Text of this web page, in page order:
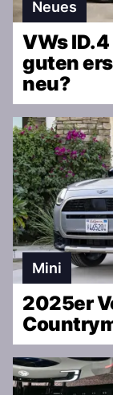
Neues
VWs
guten
neu?
Mini
2025er